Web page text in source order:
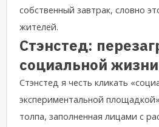
собственный завтрак, словно
жителей.
Стэнстед:
социальной жизни
Стэнстед я честь кликать
экспериментальной
толпа, заполненная лицами с